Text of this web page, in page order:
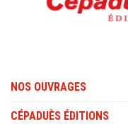
NOS OUVRAGES
CÉPADUÈS ÉDITIONS